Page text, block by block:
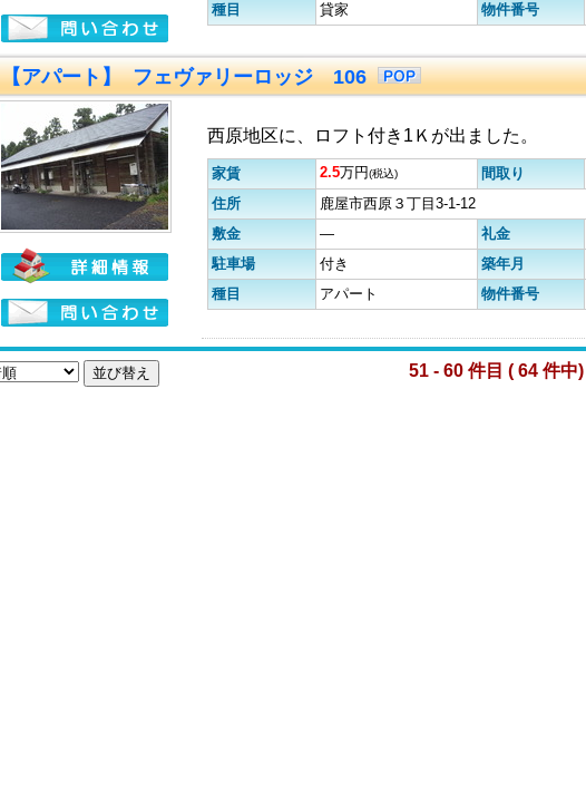
種目
貸家 物件番号
【アパート】 フェヴァリーロッジ 106
西原地区に、ロフト付き1Ｋが出ました。
家賃 2.5万円(税込) 間取り
住所
鹿屋市西原３丁目3-1-12
敷金
― 礼金
駐車場
付き 築年月
種目
アパート 物件番号
51 - 60 件目 ( 64 件中)